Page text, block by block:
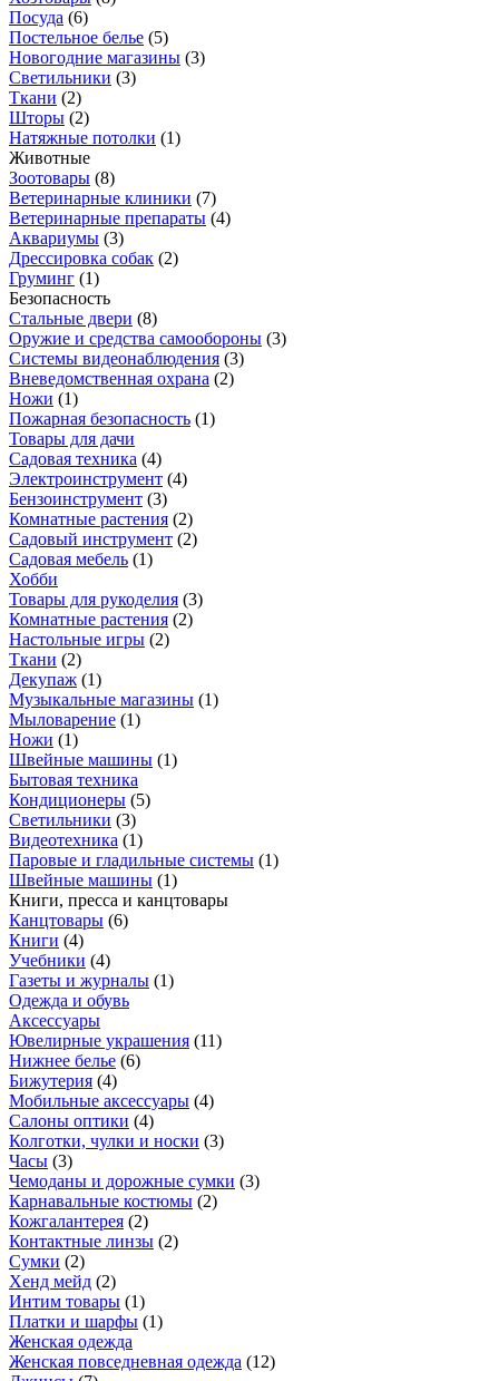
Посуда (6)
Постельное белье (5)
Новогодние магазины (3)
Светильники (3)
Ткани (2)
Шторы (2)
Натяжные потолки (1)
Животные
Зоотовары (8)
Ветеринарные клиники (7)
Ветеринарные препараты (4)
Аквариумы (3)
Дрессировка собак (2)
Груминг (1)
Безопасность
Стальные двери (8)
Оружие и средства самообороны (3)
Системы видеонаблюдения (3)
Вневедомственная охрана (2)
Ножи (1)
Пожарная безопасность (1)
Товары для дачи
Садовая техника (4)
Электроинструмент (4)
Бензоинструмент (3)
Комнатные растения (2)
Садовый инструмент (2)
Садовая мебель (1)
Хобби
Товары для рукоделия (3)
Комнатные растения (2)
Настольные игры (2)
Ткани (2)
Декупаж (1)
Музыкальные магазины (1)
Мыловарение (1)
Ножи (1)
Швейные машины (1)
Бытовая техника
Кондиционеры (5)
Светильники (3)
Видеотехника (1)
Паровые и гладильные системы (1)
Швейные машины (1)
Книги, пресса и канцтовары
Канцтовары (6)
Книги (4)
Учебники (4)
Газеты и журналы (1)
Одежда и обувь
Аксессуары
Ювелирные украшения (11)
Нижнее белье (6)
Бижутерия (4)
Мобильные аксессуары (4)
Салоны оптики (4)
Колготки, чулки и носки (3)
Часы (3)
Чемоданы и дорожные сумки (3)
Карнавальные костюмы (2)
Кожгалантерея (2)
Контактные линзы (2)
Сумки (2)
Хенд мейд (2)
Интим товары (1)
Платки и шарфы (1)
Женская одежда
Женская повседневная одежда (12)